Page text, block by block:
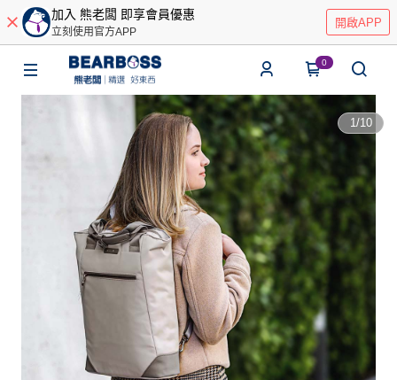
加入 熊老闆 即享會員優惠
立刻使用官方APP
開啟APP
0
1/10